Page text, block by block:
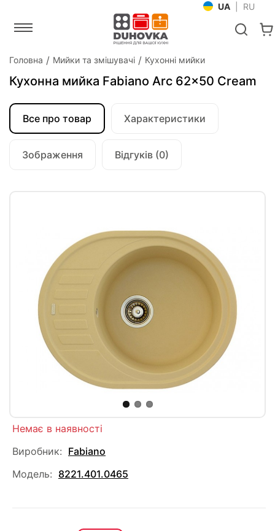
UA RU
Головна Мийки та змішувачі Кухонні мийки
Кухонна мийка Fabiano Arc 62x50 Cream
Все про товар Характеристики
Зображення Відгуків (0)
Немає в наявності
Виробник: Fabiano
Модель: 8221.401.0465